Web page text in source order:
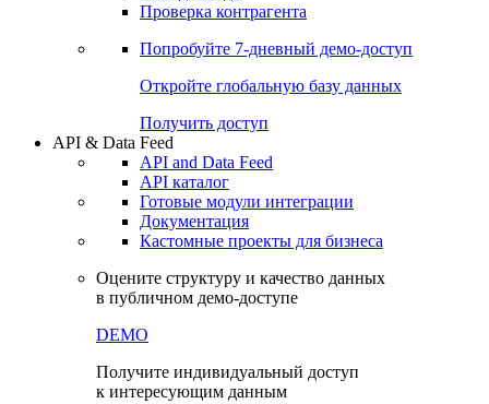
Проверка контрагента
Попробуйте 7-дневный демо-доступ
Откройте глобальную базу данных
Получить доступ
API & Data Feed
API and Data Feed
API каталог
Готовые модули интеграции
Документация
Кастомные проекты для бизнеса
Оцените структуру и качество данных
в публичном демо-доступе
DEMO
Получите индивидуальный доступ
к интересующим данным